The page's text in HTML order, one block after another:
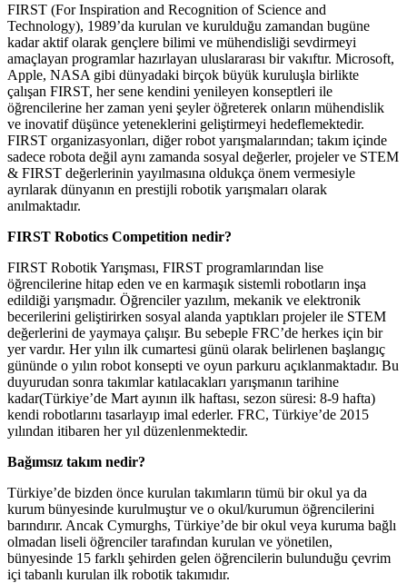
FIRST (For Inspiration and Recognition of Science and
Technology), 1989’da kurulan ve kurulduğu zamandan bugüne
kadar aktif olarak gençlere bilimi ve mühendisliği sevdirmeyi
amaçlayan programlar hazırlayan uluslararası bir vakıftır. Microsoft,
Apple, NASA gibi dünyadaki birçok büyük kuruluşla birlikte
çalışan FIRST, her sene kendini yenileyen konseptleri ile
öğrencilerine her zaman yeni şeyler öğreterek onların mühendislik
ve inovatif düşünce yeteneklerini geliştirmeyi hedeflemektedir.
FIRST organizasyonları, diğer robot yarışmalarından; takım içinde
sadece robota değil aynı zamanda sosyal değerler, projeler ve STEM
& FIRST değerlerinin yayılmasına oldukça önem vermesiyle
ayrılarak dünyanın en prestijli robotik yarışmaları olarak
anılmaktadır.
FIRST Robotics Competition nedir?
FIRST Robotik Yarışması, FIRST programlarından lise
öğrencilerine hitap eden ve en karmaşık sistemli robotların inşa
edildiği yarışmadır. Öğrenciler yazılım, mekanik ve elektronik
becerilerini geliştirirken sosyal alanda yaptıkları projeler ile STEM
değerlerini de yaymaya çalışır. Bu sebeple FRC’de herkes için bir
yer vardır. Her yılın ilk cumartesi günü olarak belirlenen başlangıç
gününde o yılın robot konsepti ve oyun parkuru açıklanmaktadır. Bu
duyurudan sonra takımlar katılacakları yarışmanın tarihine
kadar(Türkiye’de Mart ayının ilk haftası, sezon süresi: 8-9 hafta)
kendi robotlarını tasarlayıp imal ederler. FRC, Türkiye’de 2015
yılından itibaren her yıl düzenlenmektedir.
Bağımsız takım nedir?
Türkiye’de bizden önce kurulan takımların tümü bir okul ya da
kurum bünyesinde kurulmuştur ve o okul/kurumun öğrencilerini
barındırır. Ancak Cymurghs, Türkiye’de bir okul veya kuruma bağlı
olmadan liseli öğrenciler tarafından kurulan ve yönetilen,
bünyesinde 15 farklı şehirden gelen öğrencilerin bulunduğu çevrim
içi tabanlı kurulan ilk robotik takımıdır.